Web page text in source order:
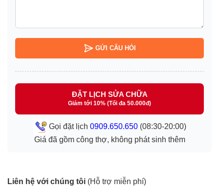
GỬI CÂU HỎI
ĐẶT LỊCH SỬA CHỮA
Giảm tới 10% (Tối đa 50.000đ)
Gọi đặt lịch 0909.650.650(08:30-20:00)
Giá đã gồm công thợ, không phát sinh thêm
Liên hệ với chúng tôi (Hỗ trợ miễn phí)